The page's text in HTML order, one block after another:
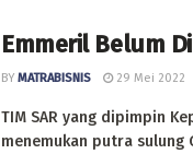
Emmeril Belum
BY MATRABISNIS 29 Mei 2022
TIM SAR yang dipimpin
menemukan putra sulung